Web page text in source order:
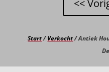
Start/Verkocht/ Antiek